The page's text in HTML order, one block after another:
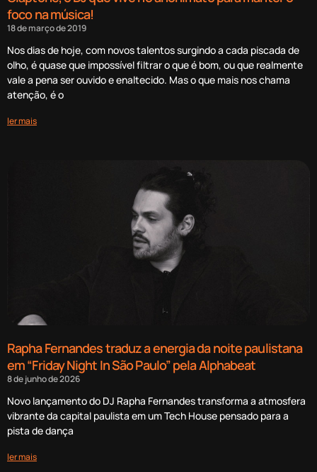
foco na música!
18 de março de 2019
Nos dias de hoje, com novos talentos surgindo a cada piscada de
olho, é quase que impossível filtrar o que é bom, ou que realmente
vale a pena ser ouvido e enaltecido. Mas o que mais nos chama
atenção, é o
ler mais
Rapha Fernandes traduz a energia da noite paulistana
em “Friday Night In São Paulo” pela Alphabeat
8 de junho de 2026
Novo lançamento do DJ Rapha Fernandes transforma a atmosfera
vibrante da capital paulista em um Tech House pensado para a
pista de dança
ler mais